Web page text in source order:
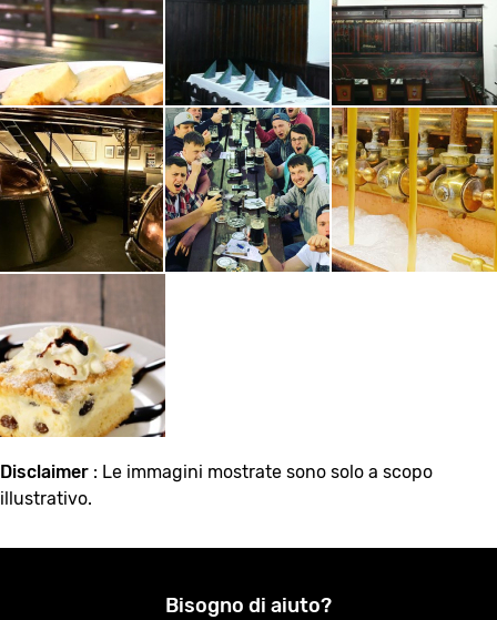
Disclaimer : Le immagini mostrate sono solo a scopo
illustrativo.
Bisogno di aiuto?